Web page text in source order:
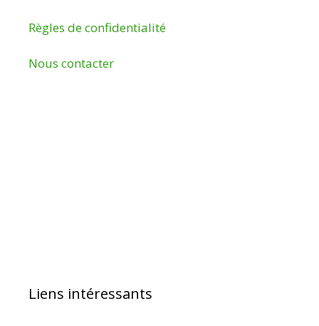
Règles de confidentialité
Nous contacter
Liens intéressants